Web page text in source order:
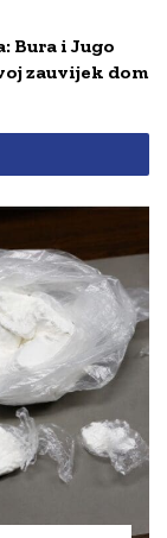
Bura i Jugo
zauvijek dom